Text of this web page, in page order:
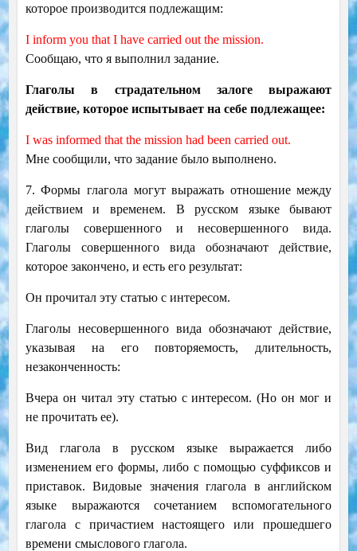
которое производится подлежащим:
I inform you that I have carried out the mission.
Сообщаю, что я выполнил задание.
Глаголы в страдательном залоге выражают
действие, которое испытывает на себе подлежащее:
I was informed that the mission had been carried out.
Мне сообщили, что задание было выполнено.
7. Формы глагола могут выражать отношение между
действием и временем. В русском языке бывают
глаголы совершенного и несовершенного вида.
Глаголы совершенного вида обозначают действие,
которое закончено, и есть его результат:
Он прочитал эту статью с интересом.
Глаголы несовершенного вида обозначают действие,
указывая на его повторяемость, длительность,
незаконченность:
Вчера он читал эту статью с интересом. (Но он мог и
не прочитать ее).
Вид глагола в русском языке выражается либо
изменением его формы, либо с помощью суффиксов и
приставок. Видовые значения глагола в английском
языке выражаются сочетанием вспомогательного
глагола с причастием настоящего или прошедшего
времени смыслового глагола.